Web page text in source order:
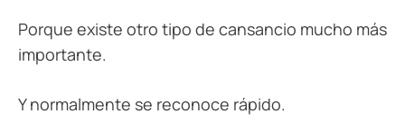
Porque existe otro tipo de cansancio mucho más
importante.
Y normalmente se reconoce rápido.